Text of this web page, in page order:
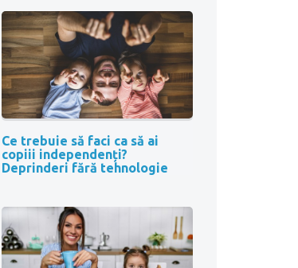
Ce trebuie să faci ca să ai
copiii independenți?
Deprinderi fără tehnologie